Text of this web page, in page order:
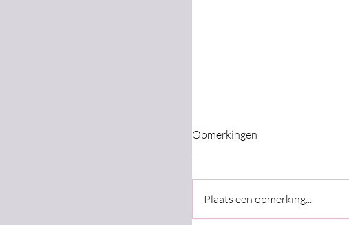
Opmerkingen
Plaats een opmerking...